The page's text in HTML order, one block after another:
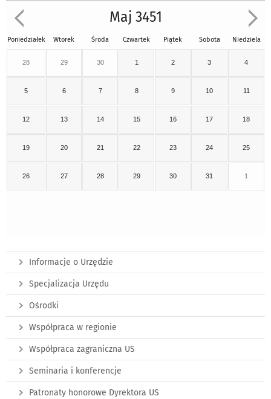
Maj 3451
Poniedziałek Wtorek Środa Czwartek Piątek Sobota Niedziela
28 29 30 1 2 3 4
5 6 7 8 9 10 11
12 13 14 15 16 17 18
19 20 21 22 23 24 25
26 27 28 29 30 31 1
Informacje o Urzędzie
Specjalizacja Urzędu
Ośrodki
Współpraca w regionie
Współpraca zagraniczna US
Seminaria i konferencje
Patronaty honorowe Dyrektora US